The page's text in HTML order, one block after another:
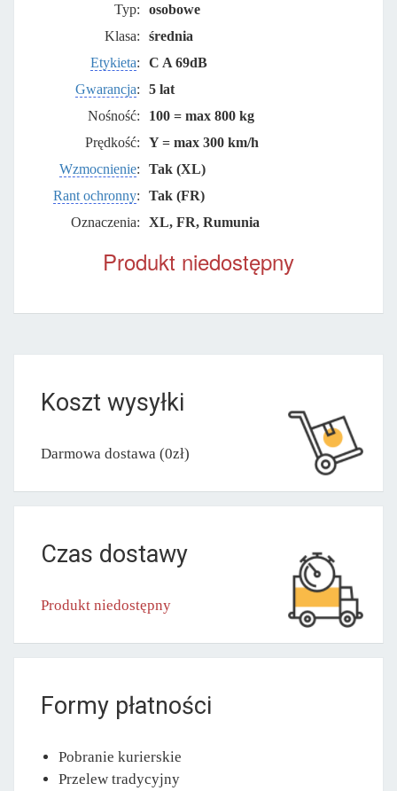
Typ:
osobowe
Klasa:
średnia
Etykieta:
C A 69dB
Gwarancja:
5 lat
Nośność:
100 = max 800 kg
Prędkość:
Y = max 300 km/h
Wzmocnienie:
Tak (XL)
Rant ochronny:
Tak (FR)
Oznaczenia:
XL, FR, Rumunia
Produkt niedostępny
Koszt wysyłki
Darmowa dostawa (0zł)
Czas dostawy
Produkt niedostępny
Formy płatności
Pobranie kurierskie
Przelew tradycyjny